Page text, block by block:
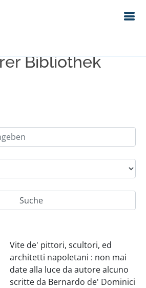
im Bestand
Bibliothek
Vite de' pittori, scultori, ed
architetti napoletani : non mai
date alla luce da autore alcuno
scritte da Bernardo de' Dominici